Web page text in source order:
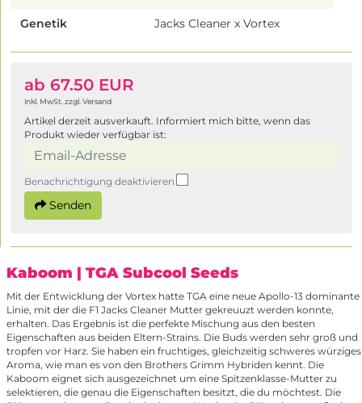
Genetik Jacks Cleaner x Vortex
ab 67.50 EUR
inkl. MwSt. zzgl. Versand
Artikel derzeit ausverkauft. Informiert mich bitte, wenn das
Produkt wieder verfügbar ist:
Benachrichtigung deaktivieren
Senden
Kaboom | TGA Subcool Seeds
Mit der Entwicklung der Vortex hatte TGA eine neue Apollo-13 dominante
Linie, mit der die F1 Jacks Cleaner Mutter gekreuuzt werden konnte,
erhalten. Das Ergebnis ist die perfekte Mischung aus den besten
Eigenschaften aus beiden Eltern-Strains. Die Buds werden sehr groß und
tropfen vor Harz. Sie haben ein fruchtiges, gleichzeitig schweres würziges
Aroma, wie man es von den Brothers Grimm Hybriden kennt. Die
Kaboom eignet sich ausgezeichnet um eine Spitzenklasse-Mutter zu
selektieren, die genau die Eigenschaften besitzt, die du möchtest. Die